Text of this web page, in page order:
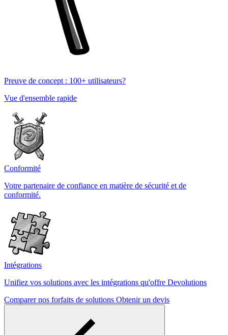
Preuve de concept : 100+ utilisateurs?
Vue d'ensemble rapide
Conformité
Votre partenaire de confiance en matière de sécurité et de
conformité.
Intégrations
Unifiez vos solutions avec les intégrations qu'offre Devolutions
Comparer nos forfaits de solutions Obtenir un devis